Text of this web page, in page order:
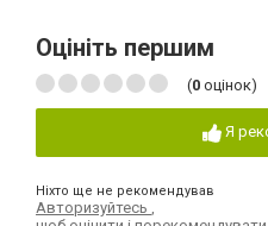
Оцініть першим
(0 оцінок)
Я
Ніхто ще не рекомендував
Авторизуйтесь